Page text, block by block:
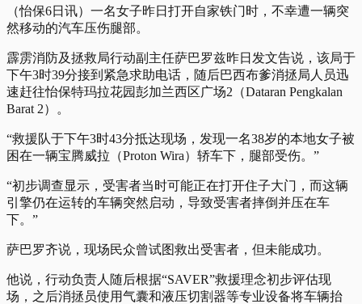
（怡保6日讯）一名女子昨日打开自家铁门时，不幸遭一辆突
然移动的汽车压伤腿部。
霹雳消防及拯救局行动副主任萨巴罗兹昨日发文告说，该局于
下午3时39分接到紧急求助电话，随后巴西布爹消拯局人员迅
速赶往怡保特玛拉花园彭加兰西区广场2（Dataran Pengkalan
Barat 2）。
“救援队于下午3时43分抵达现场，发现一名38岁的本地女子被
困在一辆宝腾威拉（Proton Wira）轿车下，腿部受伤。”
“初步调查显示，受害者当时可能正在打开住子大门，而这辆
引擎仍在运转的车辆突然启动，导致受害者摔倒并压在车
下。”
萨巴罗齐说，现场民众曾试图救出受害者，但未能成功。
他说，行动负责人随后根据“SAVER”救援理念初步评估现
场，之后消拯员使用气囊和液压切割器等专业设备将车辆抬